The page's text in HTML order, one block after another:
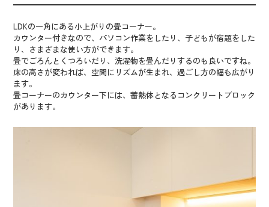
LDKの一角にある小上がりの畳コーナー。
カウンター付きなので、パソコン作業をしたり、子どもが宿題をした
り、さまざまな使い方ができます。
畳でごろんとくつろいだり、洗濯物を畳んだりするのも良いですね。
床の高さが変われば、空間にリズムが生まれ、過ごし方の幅も広がり
ます。
畳コーナーのカウンター下には、蓄熱体となるコンクリートブロック
があります。